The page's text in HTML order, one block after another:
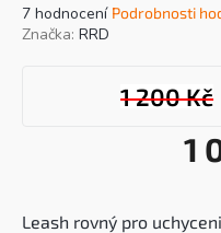
Průměrné
hodnocení
7 hodnocení Podrobnosti
Značka: RRD
1 200 Kč
1
Leash rovný pro